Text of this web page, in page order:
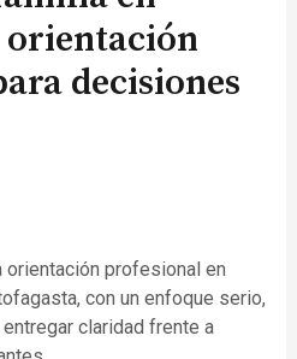
decisiones
orientación profesional en
con un enfoque serio,
claridad frente a